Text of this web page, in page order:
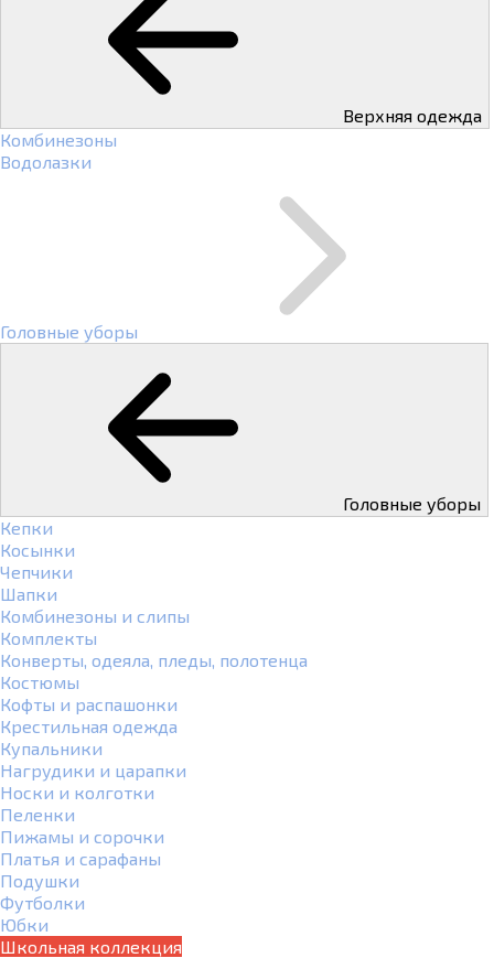
Верхняя одежда
Комбинезоны
Водолазки
Головные уборы
Головные уборы
Кепки
Косынки
Чепчики
Шапки
Комбинезоны и слипы
Комплекты
Конверты, одеяла, пледы, полотенца
Костюмы
Кофты и распашонки
Крестильная одежда
Купальники
Нагрудики и царапки
Носки и колготки
Пеленки
Пижамы и сорочки
Платья и сарафаны
Подушки
Футболки
Юбки
Школьная коллекция